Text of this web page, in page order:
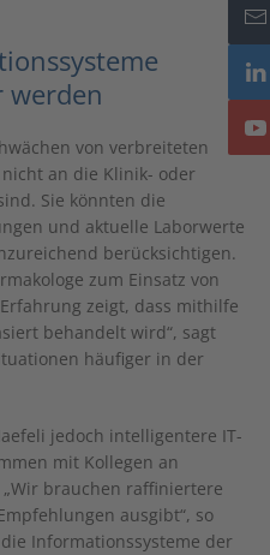
werden
von verbreiteten
an die Klinik- oder
Sie könnten die
und aktuelle Laborwerte
berücksichtigen.
zum Einsatz von
zeigt, dass mithilfe
behandelt wird“, sagt
häufiger in der
jedoch intelligentere IT-
mit Kollegen an
brauchen raffiniertere
ausgibt“, so
Informationssysteme der